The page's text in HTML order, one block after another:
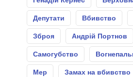
Депутати Вбивство
Зброя Андрій Портнов
Самогубство
Мер Замах на вбивство